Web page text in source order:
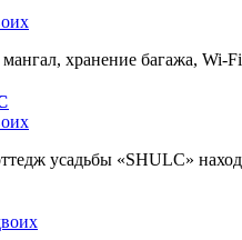
хранение багажа, Wi-
усадьбы «SHULC»